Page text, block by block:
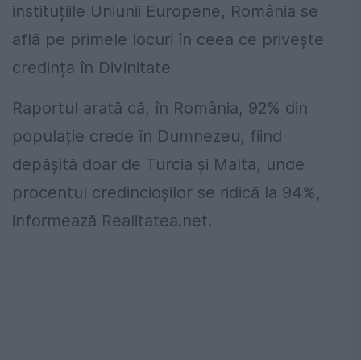
instituțiile Uniunii Europene, România se
află pe primele locuri în ceea ce privește
credința în Divinitate
Raportul arată că, în România, 92% din
populație crede în Dumnezeu, fiind
depășită doar de Turcia și Malta, unde
procentul credincioșilor se ridică la 94%,
informează Realitatea.net.